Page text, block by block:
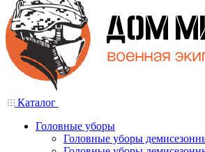
Каталог
Головные уборы
Головные уборы